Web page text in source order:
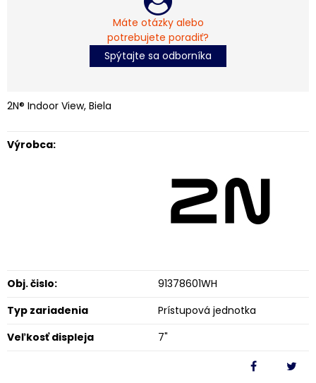
Máte otázky alebo
potrebujete poradiť?
Spýtajte sa odborníka
2N® Indoor View, Biela
Výrobca:
Obj. čislo:
91378601WH
Typ zariadenia
Prístupová jednotka
Veľkosť displeja
7"